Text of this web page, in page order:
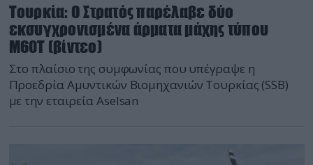
Τουρκία: Ο Στρατός παρέλαβε δύο
εκσυγχρονισμένα άρματα μάχης τύπου
M60T (βίντεο)
Στο πλαίσιο της συμφωνίας που υπέγραψε η
Προεδρία Αμυντικών Βιομηχανιών Τουρκίας (SSB)
με την εταιρεία Aselsan